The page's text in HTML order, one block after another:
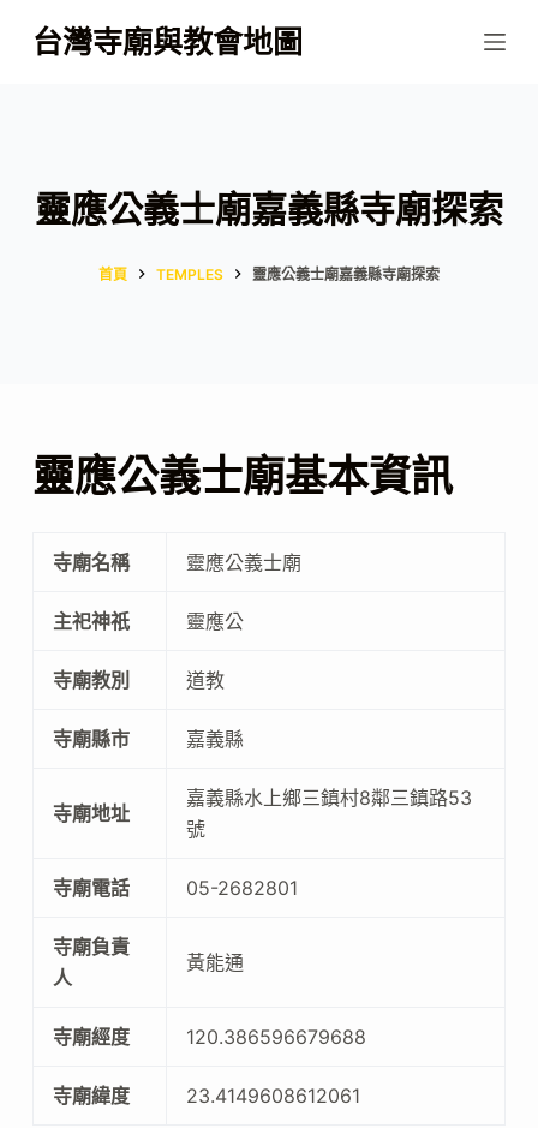
跳
至
台灣寺廟與教會地圖
靈應公義士廟嘉義縣寺廟探索
首頁 TEMPLES 靈應公義士廟嘉義縣寺廟探索
靈應公義士廟基本資訊
寺廟名稱 靈應公義士廟
主祀神祇 靈應公
寺廟教別 道教
寺廟縣市 嘉義縣
寺廟地址
嘉義縣水上鄉三鎮村8鄰三鎮路53
號
寺廟電話 05-2682801
寺廟負責
人
黃能通
寺廟經度 120.386596679688
寺廟緯度 23.4149608612061